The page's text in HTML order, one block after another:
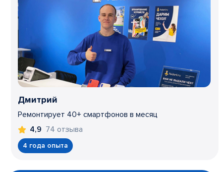
Дмитрий
Ремонтирует 40+ смартфонов в месяц
4,9 74 отзыва
4 года опыта